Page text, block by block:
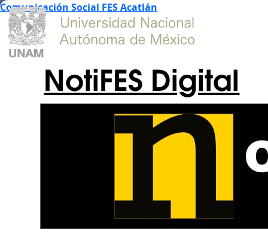
Comunicación Social FES Acatlán
NotiFES Digital